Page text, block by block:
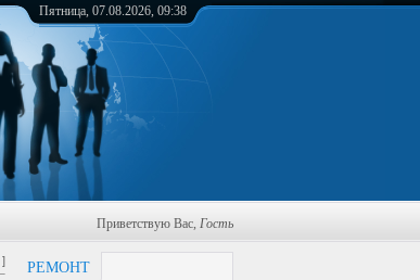
Пятница, 07.08.2026, 09:38
Приветствую Вас, Гость
РЕМОНТ
]